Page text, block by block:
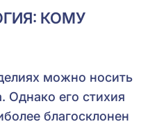
КОМУ
можно носить
Однако его стихия
благосклонен